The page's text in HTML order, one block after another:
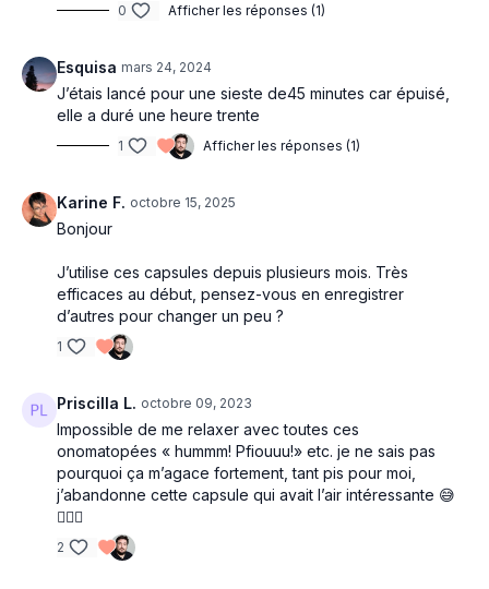
0 Afficher les réponses (1)
Esquisa mars 24, 2024
J’étais lancé pour une sieste de45 minutes car épuisé,
elle a duré une heure trente
1 Afficher les réponses (1)
Karine F. octobre 15, 2025
Bonjour
J’utilise ces capsules depuis plusieurs mois. Très
efficaces au début, pensez-vous en enregistrer
d’autres pour changer un peu ?
1
Priscilla L. octobre 09, 2023
Impossible de me relaxer avec toutes ces
onomatopées « hummm! Pfiouuu!» etc. je ne sais pas
pourquoi ça m’agace fortement, tant pis pour moi,
j’abandonne cette capsule qui avait l’air intéressante 😅
🤷🏻‍♀️
2